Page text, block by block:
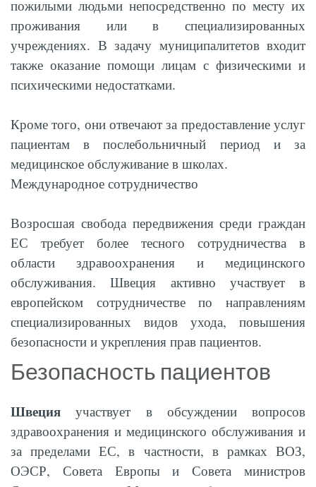
пожилыми людьми непосредственно по месту их
проживания или в специализированных
учреждениях. В задачу муниципалитетов входит
также оказание помощи лицам с физическими и
психическими недостатками.
Кроме того, они отвечают за предоставление услуг
пациентам в послебольничный период и за
медицинское обслуживание в школах.
Международное сотрудничество
Возросшая свобода передвижения среди граждан
ЕС требует более тесного сотрудничества в
области здравоохранения и медицинского
обслуживания. Швеция активно участвует в
европейском сотрудничестве по направлениям
специализированных видов ухода, повышения
безопасности и укрепления прав пациентов.
Безопасность пациентов
Швеция участвует в обсуждении вопросов
здравоохранения и медицинского обслуживания и
за пределами ЕС, в частности, в рамках ВОЗ,
ОЭСР, Совета Европы и Совета министров